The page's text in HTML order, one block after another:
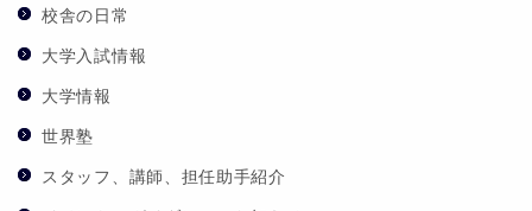
校舎の日常
大学入試情報
大学情報
世界塾
スタッフ、講師、担任助手紹介